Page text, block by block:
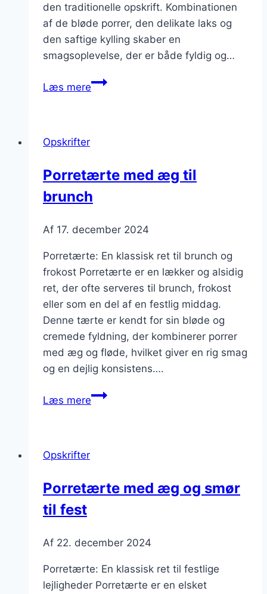
den traditionelle opskrift. Kombinationen
af de bløde porrer, den delikate laks og
den saftige kylling skaber en
smagsoplevelse, der er både fyldig og…
Læs mereGourmet
Opskrifter
Porretærte med æg til
brunch
Af 17. december 2024
Porretærte: En klassisk ret til brunch og
frokost Porretærte er en lækker og alsidig
ret, der ofte serveres til brunch, frokost
eller som en del af en festlig middag.
Denne tærte er kendt for sin bløde og
cremede fyldning, der kombinerer porrer
med æg og fløde, hvilket giver en rig smag
og en dejlig konsistens….
Læs merePorretærte
Opskrifter
Porretærte med æg og smør
til fest
Af 22. december 2024
Porretærte: En klassisk ret til festlige
lejligheder Porretærte er en elsket